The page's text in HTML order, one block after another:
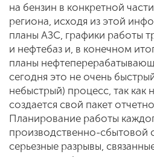
на бензин в конкретной
региона, исходя из этой
планы АЗС, графики работы
и нефтебаз и, в конечном
планы
сегодня это не очень
небыстрый) процесс, так как
создается свой пакет
Планирование работы
производственно-сбытовой
серьезные разрывы,